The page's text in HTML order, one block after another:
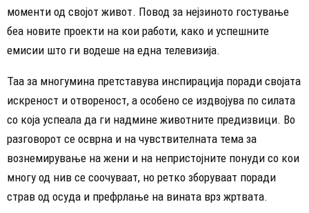
моменти од својот живот. Повод за нејзиното гостување
беа новите проекти на кои работи, како и успешните
емисии што ги водеше на една телевизија.
Таа за многумина претставува инспирација поради својата
искреност и отвореност, а особено се издвојува по силата
со која успеала да ги надмине животните предизвици. Во
разговорот се осврна и на чувствителната тема за
вознемирување на жени и на непристојните понуди со кои
многу од нив се соочуваат, но ретко зборуваат поради
страв од осуда и префрлање на вината врз жртвата.